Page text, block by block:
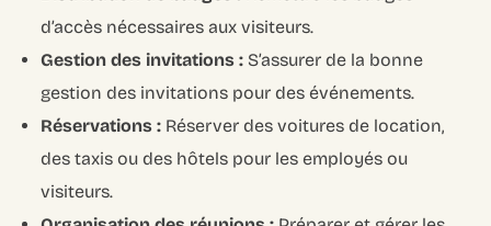
d’accès nécessaires aux visiteurs.
Gestion des invitations : S’assurer de la bonne
gestion des invitations pour des événements.
Réservations : Réserver des voitures de location,
des taxis ou des hôtels pour les employés ou
visiteurs.